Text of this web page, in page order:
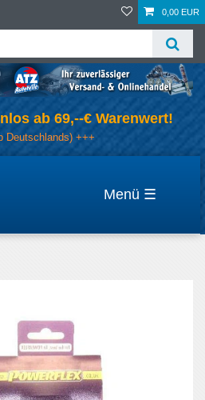
0,00 EUR
ab 69,--€ Warenwert!
Deutschlands) +++
☰